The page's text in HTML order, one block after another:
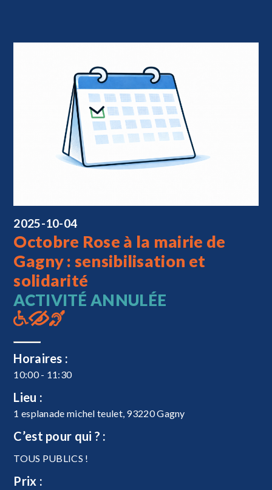
2025-10-04
Octobre Rose à la mairie de
Gagny : sensibilisation et
solidarité
ACTIVITÉ ANNULÉE
Horaires :
10:00 - 11:30
Lieu :
1 esplanade michel teulet, 93220 Gagny
C’est pour qui ? :
TOUS PUBLICS !
Prix :